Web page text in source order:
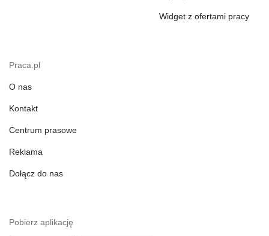
Widget z ofertami pracy
Praca.pl
O nas
Kontakt
Centrum prasowe
Reklama
Dołącz do nas
Pobierz aplikację